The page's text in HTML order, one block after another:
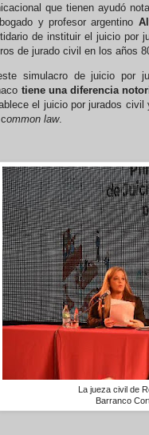
que tienen ayudó
y profesor argentino
de instituir el juicio por
de jurado civil en los años
simulacro de juicio por
tiene una diferencia
el juicio por jurados
ommon law.
La jueza civil de
Barranco